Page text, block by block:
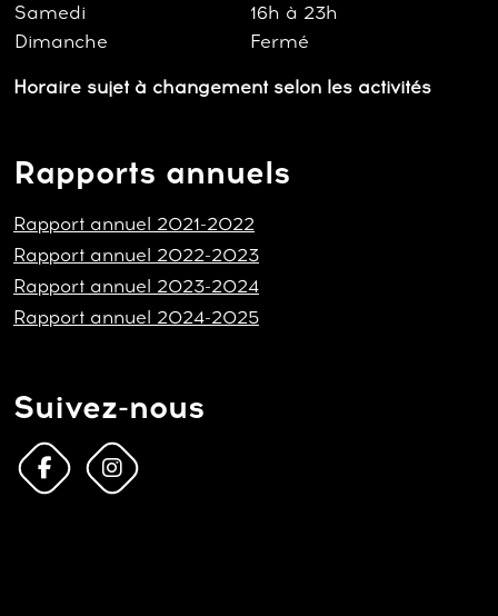
Samedi
16h à 23h
Dimanche
Fermé
Horaire sujet à changement selon les activités
Rapports annuels
Rapport annuel 2021-2022
Rapport annuel 2022-2023
Rapport annuel 2023-2024
Rapport annuel 2024-2025
Suivez-nous